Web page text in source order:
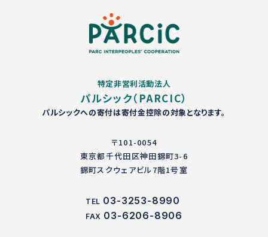
特定非営利活動法人
パルシック（PARCIC）
パルシックへの寄付は寄付金控除の対象となります。
〒101-0054
東京都千代田区神田錦町3-6
錦町スクウェアビル7階1号室
TEL 03-3253-8990
FAX 03-6206-8906